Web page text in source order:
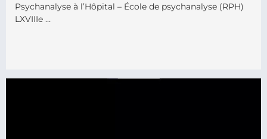
Psychanalyse à l’Hôpital – École de psychanalyse (RPH)
LXVIIIe …